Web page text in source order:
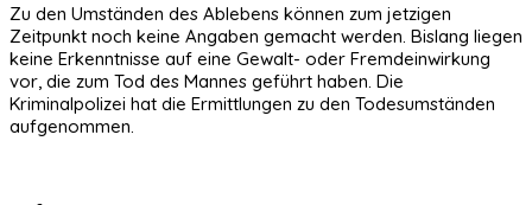
Zu den Umständen des Ablebens können zum jetzigen
Zeitpunkt noch keine Angaben gemacht werden. Bislang liegen
keine Erkenntnisse auf eine Gewalt- oder Fremdeinwirkung
vor, die zum Tod des Mannes geführt haben. Die
Kriminalpolizei hat die Ermittlungen zu den Todesumständen
aufgenommen.